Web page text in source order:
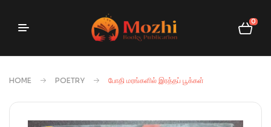
0
HOME POETRY போதி மரங்களில் இரத்தப் பூக்கள்